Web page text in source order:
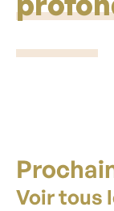
Voir tous